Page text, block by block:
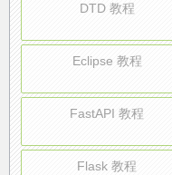
DTD 教程
Eclipse 教程
FastAPI 教程
Flask 教程